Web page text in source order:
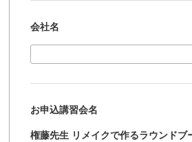
会社名
お申込講習会名
権藤先生 リメイクで作るラウンドブ